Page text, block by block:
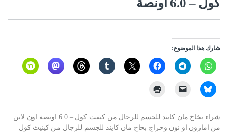
شارك هذا الموضوع:
شراء بخاخ مان كايند للجسم للرجال من كينيث كول – 6.0 اونصة اون لاين
من امازون او نون وحراج بخاخ مان كايند للجسم للرجال من كينيث كول –